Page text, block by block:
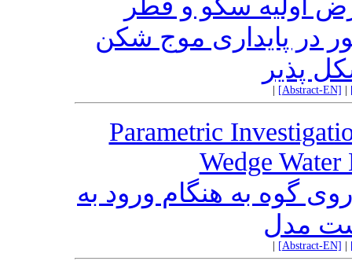
اولیه سکو و قطر
در پایداری موج شکن
پذیر
[Abstract-EN]
Parametric
Wedge
گوه به هنگام ورود به
مدل
[Abstract-EN]